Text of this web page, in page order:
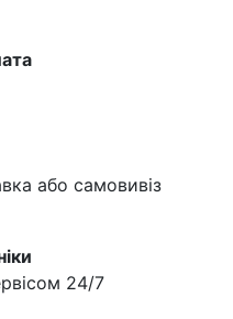
або самовивіз
24/7